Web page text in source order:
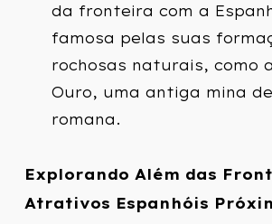
da fronteira com a
famosa pelas suas
rochosas naturais, como
Ouro, uma antiga mina
romana.
Explorando Além das
Atrativos Espanhóis